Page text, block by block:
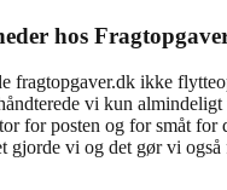
hos
fragtopgaver.dk ikke
vi kun
for posten og for småt for
gjorde vi og det gør vi